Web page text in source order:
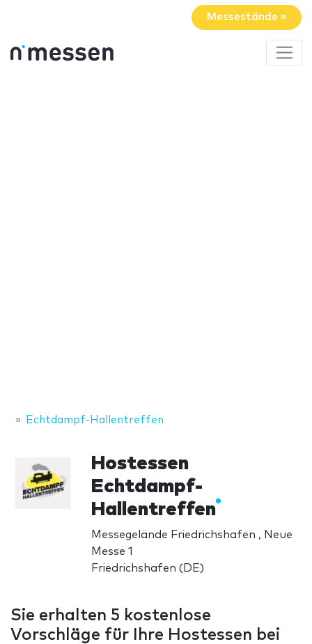
Messestände »
Echtdampf-Hallentreffen
Hostessen
Echtdampf-
Hallentreffen
Messegelände Friedrichshafen , Neue
Messe 1
Friedrichshafen (DE)
Sie erhalten 5 kostenlose
Vorschläge für Ihre Hostessen bei